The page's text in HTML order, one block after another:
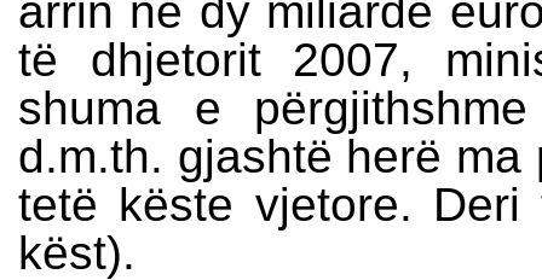
arrin në dy miliardë
të dhjetorit 2007,
shuma e
d.m.th. gjashtë herë
tetë këste vjetore.
këst).